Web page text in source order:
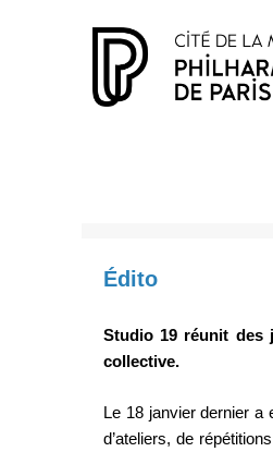
Édito
Studio 19 réunit des
collective.
Le 18 janvier dernier a
d’ateliers, de